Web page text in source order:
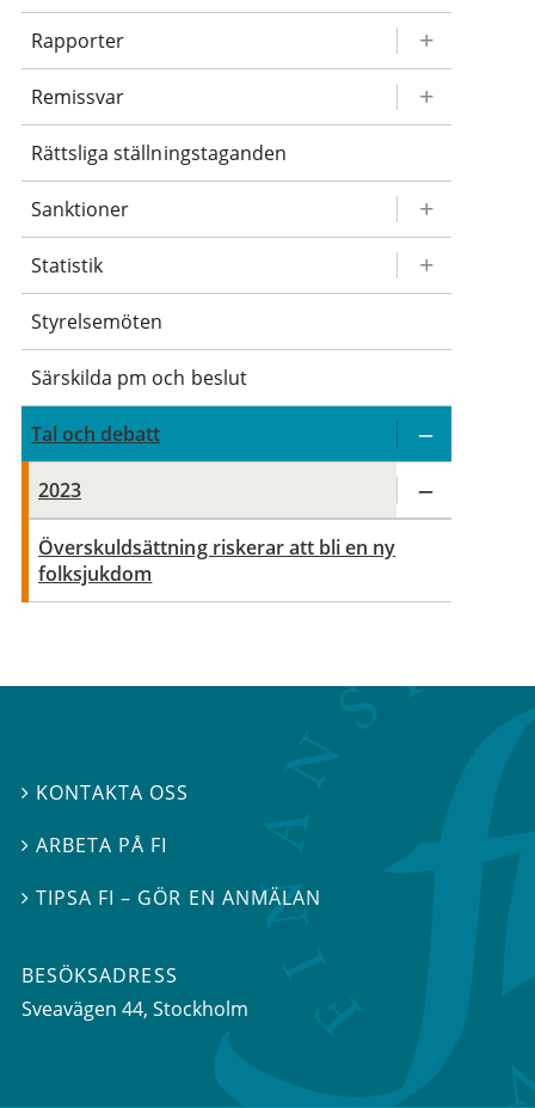
Rapporter
Remissvar
Rättsliga ställningstaganden
Sanktioner
Statistik
Styrelsemöten
Särskilda pm och beslut
Tal och debatt
2023
Överskuldsättning riskerar att bli en ny
folksjukdom
 KONTAKTA OSS
 ARBETA PÅ FI
TIPSA FI – GÖR EN ANMÄLAN
BESÖKSADRESS
Sveavägen 44, Stockholm